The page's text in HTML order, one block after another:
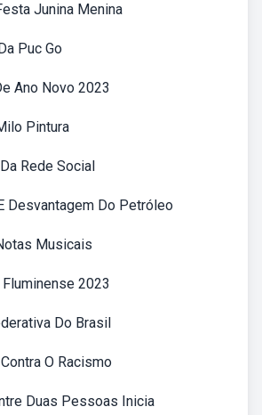
Junina Menina
Puc Go
Ano Novo 2023
Pintura
Rede Social
Desvantagem Do Petróleo
Musicais
2023
Do Brasil
O Racismo
Duas Pessoas Inicia